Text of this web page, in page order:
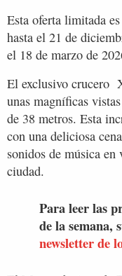
Esta oferta limitada
hasta el 21 de
el 18 de marzo de
El exclusivo crucero
unas magníficas
de 38 metros. Esta
con una deliciosa
sonidos de música
ciudad.
Para leer las
de la semana,
newsletter de